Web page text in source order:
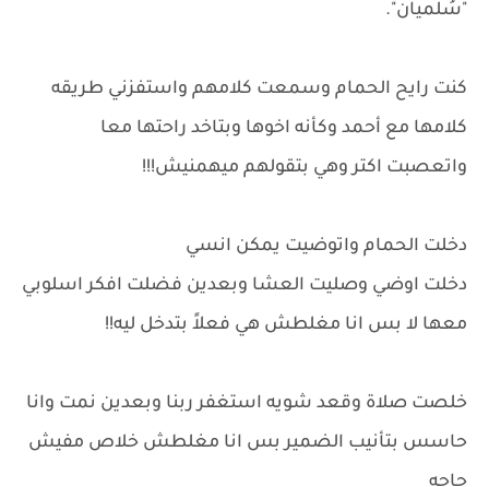
"سُلميان".
كنت رايح الحمام وسمعت كلامهم واستفزني طريقه
كلامها مع أحمد وكأنه اخوها وبتاخد راحتها معا
واتعصبت اكتر وهي بتقولهم ميهمنيش!!!
دخلت الحمام واتوضيت يمكن انسي
دخلت اوضي وصليت العشا وبعدين فضلت افكر اسلوبي
معها لا بس انا مغلطش هي فعلاً بتدخل ليه!!
خلصت صلاة وقعد شويه استغفر ربنا وبعدين نمت وانا
حاسس بتأنيب الضمير بس انا مغلطش خلاص مفيش
حاجه